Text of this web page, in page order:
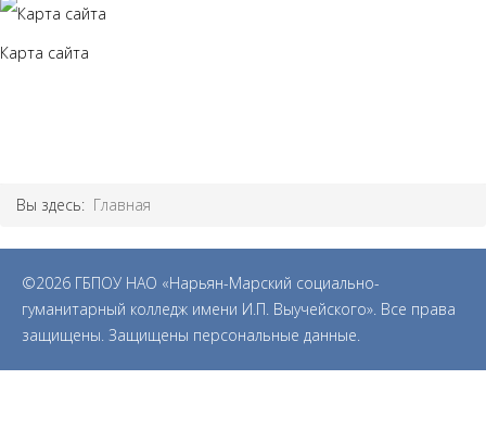
Карта сайта
Вы здесь: Главная
©2026 ГБПОУ НАО «Нарьян-Марский социально-
гуманитарный колледж имени И.П. Выучейского». Все права
защищены. Защищены персональные данные.